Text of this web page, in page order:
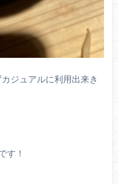
ジュアルに利用出来き
す！